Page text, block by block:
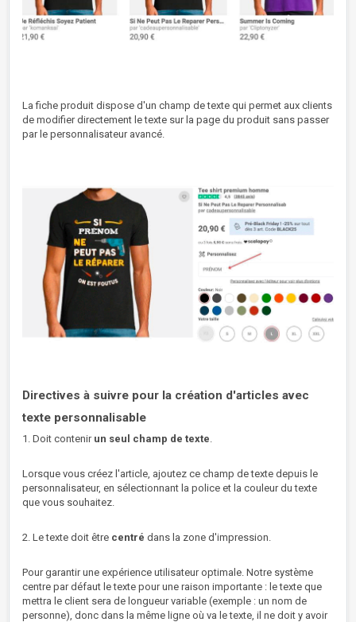
La fiche produit dispose d'un champ de texte qui permet aux clients
de modifier directement le texte sur la page du produit sans passer
par le personnalisateur avancé.
Directives à suivre pour la création d'articles avec
texte personnalisable
1. Doit contenir un seul champ de texte
Lorsque vous créez l'article, ajoutez ce champ de texte depuis le
personnalisateur, en sélectionnant la police et la couleur du texte
que vous souhaitez.
2. Le texte doit être centré dans la zone d'impression.
Pour garantir une expérience utilisateur optimale. Notre système
centre par défaut le texte pour une raison importante : le texte que
mettra le client sera de longueur variable (exemple : un nom de
personne), donc dans la même ligne où va le texte, il ne doit y avoir